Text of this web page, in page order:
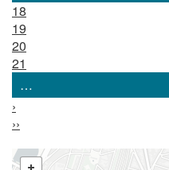
18
19
20
21
…
›
››